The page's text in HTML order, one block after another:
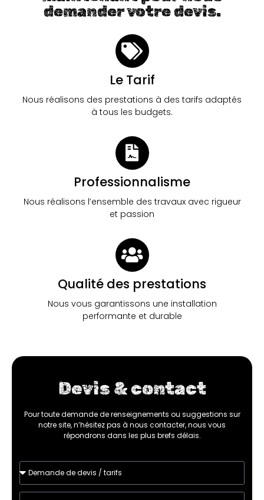
demander votre devis.
Le Tarif
Nous réalisons des prestations à des tarifs adaptés
à tous les budgets.
Professionnalisme
Nous réalisons l’ensemble des travaux avec rigueur
et passion
Qualité des prestations
Nous vous garantissons une installation
performante et durable
Devis & contact
Pour toute demande de renseignements ou suggestions sur
notre site, n’hésitez pas à nous contacter, nous vous
répondrons dans les plus brefs délais.